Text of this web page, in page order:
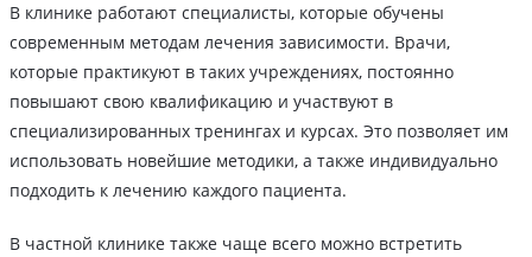
В клинике работают специалисты, которые обучены
современным методам лечения зависимости. Врачи,
которые практикуют в таких учреждениях, постоянно
повышают свою квалификацию и участвуют в
специализированных тренингах и курсах. Это позволяет им
использовать новейшие методики, а также индивидуально
подходить к лечению каждого пациента.
В частной клинике также чаще всего можно встретить